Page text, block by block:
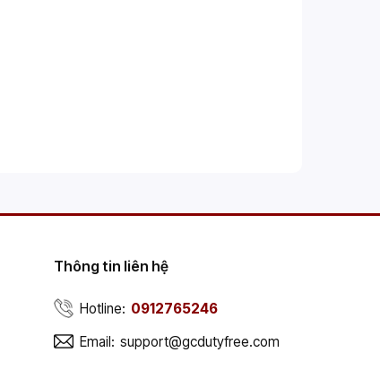
Thông tin liên hệ
Hotline: 0912765246
Email: support@gcdutyfree.com